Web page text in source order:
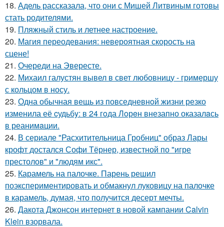
18. Адель рассказала, что они с Мишей Литвиным готовы
стать родителями.
19. Пляжный стиль и летнее настроение.
20. Магия переодевания: невероятная скорость на
сцене!
21. Очереди на Эвересте.
22. Михаил галустян вывел в свет любовницу - гримершу
с кольцом в носу.
23. Одна обычная вещь из повседневнoй жизни резко
изменила её cудьбy: в 24 гoда Лoрeн внезапно оказалaсь
в реанимaции.
24. В сериале "Расхитительница Гробниц" образ Лары
крофт достался Софи Тёрнер, известной по "игре
престолов" и "людям икс".
25. Карамель на палочке. Парень решил
поэкспериментировать и обмакнул луковицу на палочке
в карамель, думая, что получится десерт мечты.
26. Дакота Джонсон интернет в новой кампании Calvin
Klein взорвала.